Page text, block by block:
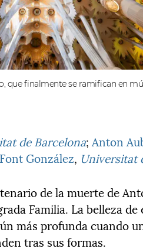
que finalmente se ramifican en
de Barcelona;Anton
González, Universitat
de la muerte de
Familia. La belleza
más profunda cuando
tras sus formas.